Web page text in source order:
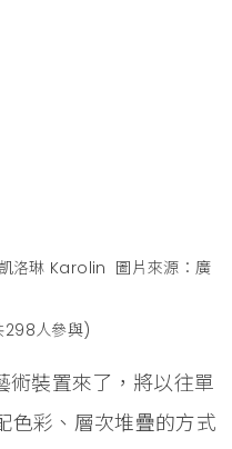
洛琳 Karolin 圖片來源：廣
298人參與)
術裝置來了，將以往單
色彩、層次堆疊的方式